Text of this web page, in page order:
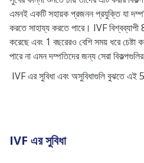
এমনই একটি সহায়ক প্রজনন প্রযুক্তি যা
করতে সাহায্য করতে পারে। IVF বিশ্বব্যাপী
করেছে এবং 1 বছরেরও বেশি সময় ধরে চেষ্টা
পারে না এমন দম্পতিদের জন্য সেরা
IVF এর সুবিধা এবং অসুবিধাগুলি বুঝতে এই 5
IVF এর সুবিধা